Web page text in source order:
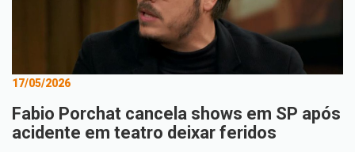
17/05/2026
Fabio Porchat cancela shows em SP após
acidente em teatro deixar feridos